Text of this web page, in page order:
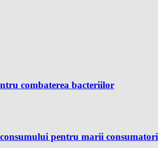
combaterea bacteriilor
pentru marii consumatori